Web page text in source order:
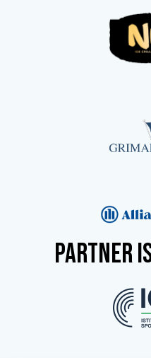
partner